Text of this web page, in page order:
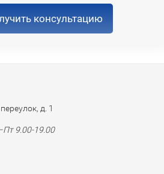
консультацию
д. 1
9.00-19.00